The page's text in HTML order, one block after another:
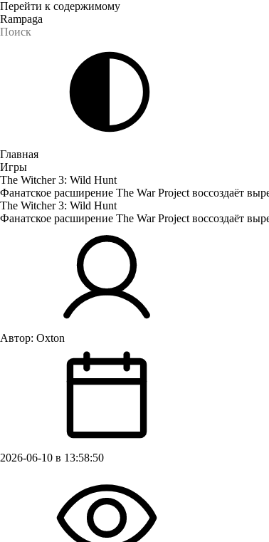
Перейти к содержимому
Rampaga
Главная
Игры
The Witcher 3: Wild Hunt
Фанатское расширение The War Project воссоздаёт
The Witcher 3: Wild Hunt
Фанатское расширение The War Project воссоздаёт
Автор: Oxton
2026-06-10 в 13:58:50